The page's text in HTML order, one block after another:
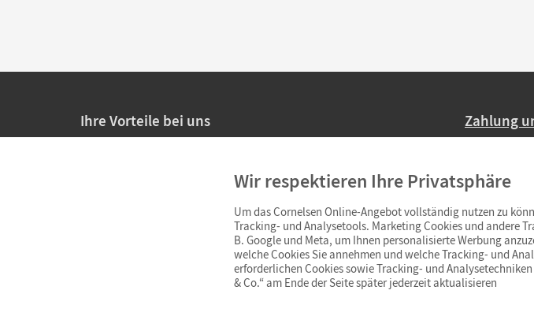
Ihre Vorteile bei uns
Persönliche Angebote für Lehrkräfte
Sicheres Einkaufen mit SSL-Verschlüsselung
Widerrufsfristvon 4 Wochen
Schnelle und einfache Retourenabwicklung
Zahlung
Ab 59,–
(Lieferung
Wir respektieren Ihre Privatsphäre
Um das Cornelsen Online-Angebot vollständig nutzen zu
Tracking- und Analysetools. Marketing Cookies und andere
B. Google und Meta, um Ihnen personalisierte Werbung
welche Cookies Sie annehmen und welche Tracking- und
erforderlichen Cookies sowie Tracking- und Analysetechniken
& Co.“ am Ende der Seite später jederzeit aktualisieren